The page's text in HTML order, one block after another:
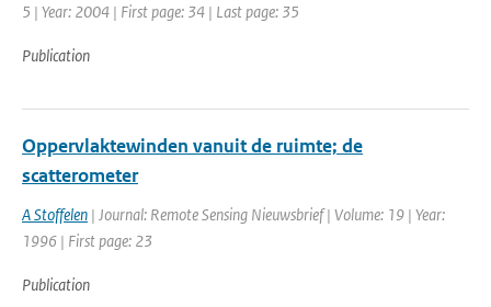
5 | Year: 2004 | First page: 34 | Last page: 35
Publication
Oppervlaktewinden vanuit de ruimte; de
scatterometer
A Stoffelen | Journal: Remote Sensing Nieuwsbrief | Volume: 19 | Year:
1996 | First page: 23
Publication